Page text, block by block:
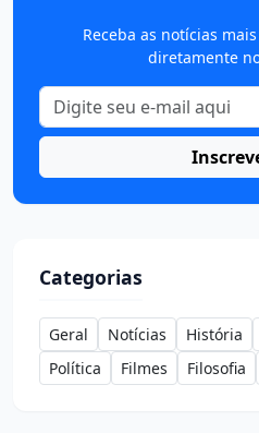
Receba as notícias
diretamente
Categorias
Geral Notícias História
Política
Filmes Filosofia